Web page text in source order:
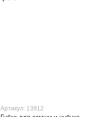
Артикул: 13912